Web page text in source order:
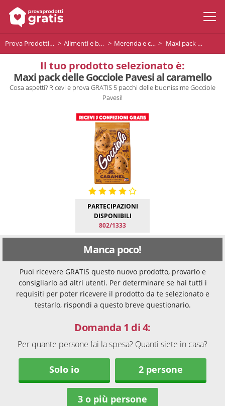
Prova Prodotti Gratis Alimenti e bevande Merenda e colazione Maxi pack delle Gocciole Pavesi al caramello
Il tuo prodotto selezionato è:
Maxi pack delle Gocciole Pavesi al caramello
Cosa aspetti? Ricevi e prova GRATIS 5 pacchi delle buonissime Gocciole
Pavesi!
PARTECIPAZIONI
DISPONIBILI
802/1333
Manca poco!
Puoi ricevere GRATIS questo nuovo prodotto, provarlo e
consigliarlo ad altri utenti. Per determinare se hai tutti i
requisiti per poter ricevere il prodotto da te selezionato e
testarlo, rispondi a questo breve questionario.
Domanda 1 di 4:
Per quante persone fai la spesa? Quanti siete in casa?
Solo io 2 persone
3 o più persone